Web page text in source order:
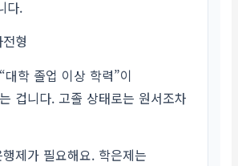
다.
형
대학 졸업 이상 학력”이
겁니다. 고졸 상태로는 원서조차
제가 필요해요. 학은제는